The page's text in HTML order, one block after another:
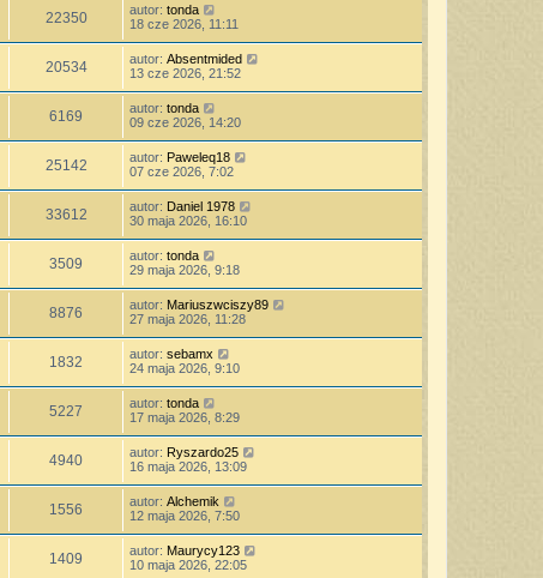
22350 autor: tonda
18 cze 2026, 11:11
20534 autor: Absentmided
13 cze 2026, 21:52
6169 autor: tonda
09 cze 2026, 14:20
25142 autor: Paweleq18
07 cze 2026, 7:02
33612 autor: Daniel 1978
30 maja 2026, 16:10
3509 autor: tonda
29 maja 2026, 9:18
8876 autor: Mariuszwciszy89
27 maja 2026, 11:28
1832 autor: sebamx
24 maja 2026, 9:10
5227 autor: tonda
17 maja 2026, 8:29
4940 autor: Ryszardo25
16 maja 2026, 13:09
1556 autor: Alchemik
12 maja 2026, 7:50
1409 autor: Maurycy123
10 maja 2026, 22:05